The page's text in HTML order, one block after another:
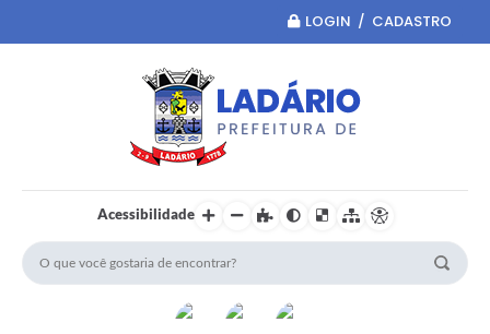
LOGIN / CADASTRO
Acessibilidade